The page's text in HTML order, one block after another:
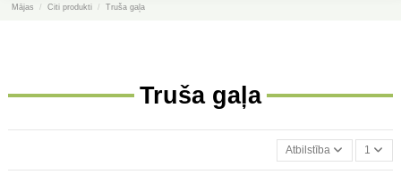
Mājas Citi produkti Truša gaļa
Truša gaļa
Atbilstība 1